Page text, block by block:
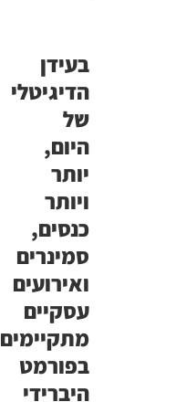
בעידן
הדיגיטלי
של
היום,
יותר
ויותר
כנסים,
סמינרים
ואירועים
עסקיים
מתקיימים
בפורמט
היברידי